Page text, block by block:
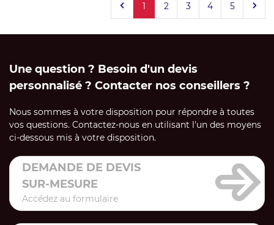
1 2 3 4 5
Une question ? Besoin d'un devis
personnalisé ? Contacter nos conseillers ?
Nous sommes à votre disposition pour répondre à toutes
vos questions. Contactez-nous en utilisant l'un des moyens
ci-dessous mis à votre disposition.
DEMANDE DE DEVIS
SUR-MESURE
Accédez au formulaire